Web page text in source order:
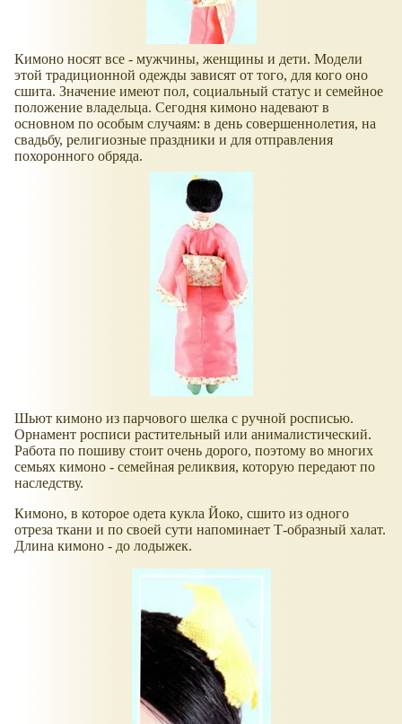
Кимоно носят все - мужчины, женщины и дети. Модели
этой традиционной одежды зависят от того, для кого оно
сшита. Значение имеют пол, социальный статус и семейное
положение владельца. Сегодня кимоно надевают в
основном по особым случаям: в день совершеннолетия, на
свадьбу, религиозные праздники и для отправления
похоронного обряда.
Шьют кимоно из парчового шелка с ручной росписью.
Орнамент росписи растительный или анималистический.
Работа по пошиву стоит очень дорого, поэтому во многих
семьях кимоно - семейная реликвия, которую передают по
наследству.
Кимоно, в которое одета кукла Йоко, сшито из одного
отреза ткани и по своей сути напоминает Т-образный халат.
Длина кимоно - до лодыжек.